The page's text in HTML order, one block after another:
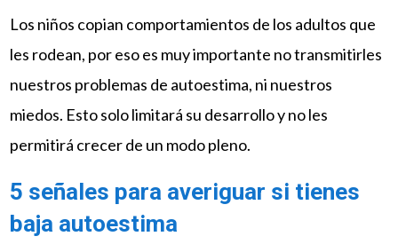
Los niños copian comportamientos de los adultos que
les rodean, por eso es muy importante no transmitirles
nuestros problemas de autoestima, ni nuestros
miedos. Esto solo limitará su desarrollo y no les
permitirá crecer de un modo pleno.
5 señales para averiguar si tienes
baja autoestima